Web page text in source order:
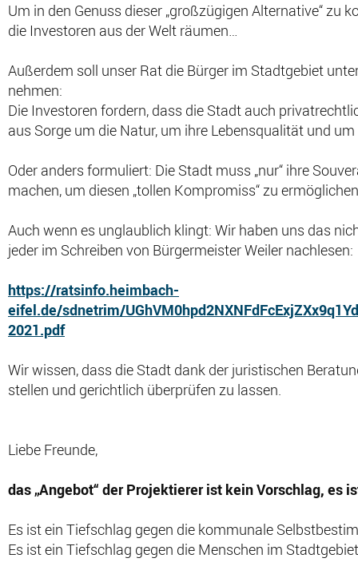
Um in den Genuss dieser „großzügigen Alternative“ zu
die Investoren aus der Welt räumen…
Außerdem soll unser Rat die Bürger im Stadtgebiet
nehmen:
Die Investoren fordern, dass die Stadt auch
aus Sorge um die Natur, um ihre Lebensqualität und
Oder anders formuliert: Die Stadt muss „nur“ ihre
machen, um diesen „tollen Kompromiss“ zu
Auch wenn es unglaublich klingt: Wir haben uns das
jeder im Schreiben von Bürgermeister Weiler nachlesen:
https://ratsinfo.heimbach-
eifel.de/sdnetrim/
2021.pdf
Wir wissen, dass die Stadt dank der juristischen
stellen und gerichtlich überprüfen zu lassen.
Liebe Freunde,
das „Angebot“ der Projektierer ist kein Vorschlag, es
Es ist ein Tiefschlag gegen die kommunale
Es ist ein Tiefschlag gegen die Menschen im